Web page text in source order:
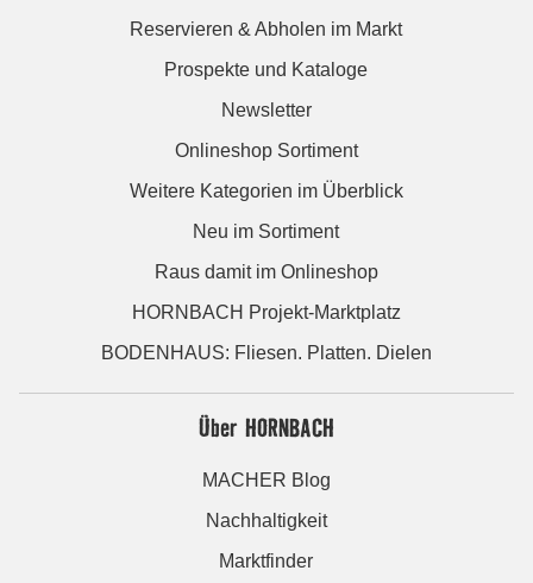
Reservieren & Abholen im Markt
Prospekte und Kataloge
Newsletter
Onlineshop Sortiment
Weitere Kategorien im Überblick
Neu im Sortiment
Raus damit im Onlineshop
HORNBACH Projekt-Marktplatz
BODENHAUS: Fliesen. Platten. Dielen
Über HORNBACH
MACHER Blog
Nachhaltigkeit
Marktfinder